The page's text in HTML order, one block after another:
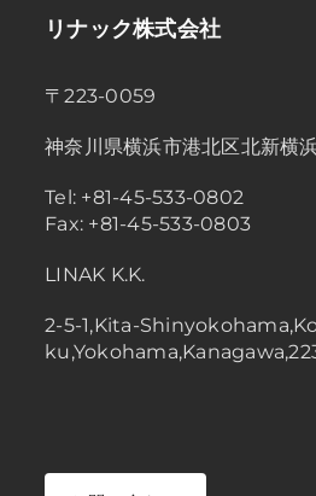
リナック株式会社
〒223-0059
神奈川県横浜市港北区北新横
Tel: +81-45-533-0802
Fax: +81-45-533-0803
LINAK K.K.
2-5-1,Kita-